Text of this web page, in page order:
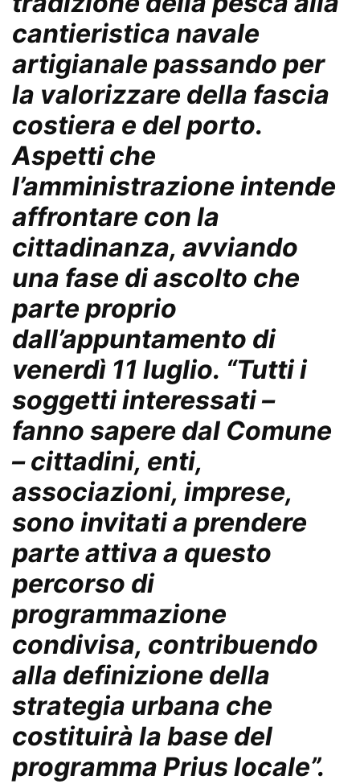
cantieristica navale
artigianale passando per
la valorizzare della fascia
costiera e del porto.
Aspetti che
l’amministrazione intende
affrontare con la
cittadinanza, avviando
una fase di ascolto che
parte proprio
dall’appuntamento di
venerdì 11 luglio. “Tutti i
soggetti interessati –
fanno sapere dal Comune
– cittadini, enti,
associazioni, imprese,
sono invitati a prendere
parte attiva a questo
percorso di
programmazione
condivisa, contribuendo
alla definizione della
strategia urbana che
costituirà la base del
programma Prius locale”.